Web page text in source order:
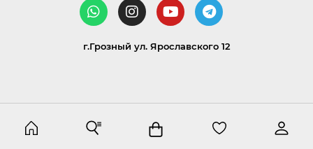
г.Грозный ул. Ярославского 12